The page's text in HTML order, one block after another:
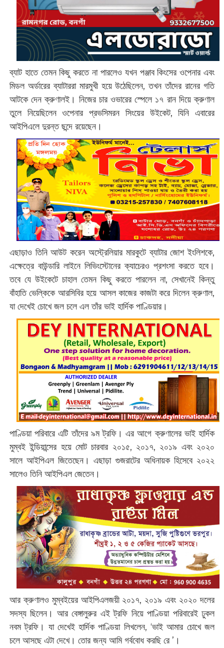
ব্যাট হাতে তেমন কিছু করতে না পারলেও যখন পঞ্জাব কিংসের ওপেনার এবং
মিডল অর্ডারের ব্যাটাররা মারমুখী হয়ে উঠেছিলেন, তখন তাঁদের রানের গতি
আটকে দেন ক্রুণালই। নিজের চার ওভারের স্পেলে ১৭ রান দিয়ে ক্রুণাল
তুলে নিয়েছিলেন ওপেনার প্রভসিমরন সিংয়ের উইকেট, যিনি এবারের
আইপিএলে দুরন্ত ছন্দে রয়েছেন।
এছাড়াও তিনি আউট করেন অস্ট্রেলিয়ার মারকুটে ব্যাটার জোশ ইংলিশকে,
এক্ষেত্রে বাউন্ডারি লাইনে লিভিংস্টোনের ক্যাচেরও প্রশংসা করতে হবে।
তবে যে উইকেটে চাহাল তেমন কিছু করতে পারলেন না, সেখানেই কিন্তু
বাঁহাতি ভেল্কিকে আরসিবির হয়ে আসল কাজের কাজটা করে দিলেন ক্রুণাল,
যা দেখেই চোখে জল চলে এল তাঁর ভাই হার্দিক পাণ্ডিয়ার।
পাণ্ডিয়া পরিবারে এটি তাঁদের ৯ম ট্রফি। এর আগে ক্রুণালের ভাই হার্দিক
মুম্বই ইন্ডিয়ান্সের হয়ে মোট চারবার ২০১৫, ২০১৭, ২০১৯ এবং ২০২০
সালে আইপিএল জিতেছেন। এছাড়া গুজরাটের অধিনায়ক হিসেবে ২০২২
সালেও তিনি আইপিএল জেতেন।
আর ক্রুণালও মুম্বইয়ের আইপিএলজয়ী ২০১৭, ২০১৯ এবং ২০২০ দলের
সদস্য ছিলেন। আর বেঙ্গালুরুর এই ট্রফি নিয়ে পাণ্ডিয়া পরিবারেই ঢুকল
নবম ট্রফি। যা দেখেই হার্দিক পাণ্ডিয়া লিখলেন, ‘ভাই আমার চোখে জল
চলে আসছে এটা দেখে। তোর জন্য আমি গর্ববোধ করছি রে ’।